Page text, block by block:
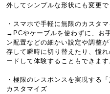
外してシンプルな形状にも変更で
・スマホで手軽に無限のカスタ
→PCやケーブルを使わずに、お
ン配置などの細かい設定や調整
存して瞬時に切り替えたり、憧
ードして体験することもできます
・極限のレスポンスを実現する
カスタマイズ